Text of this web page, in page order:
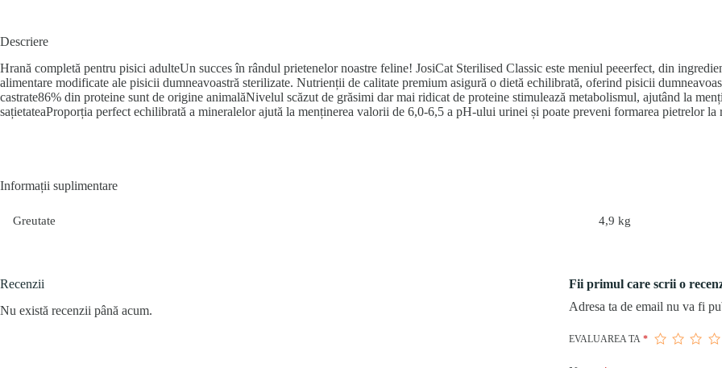
Descriere
Hrană completă pentru pisici adulteUn succes în rândul prietenelor noastre feline! JosiCat Sterilised Classic este meniul peeerfect, din
alimentare modificate ale pisicii dumneavoastră sterilizate. Nutrienții de calitate premium asigură o dietă echilibrată, oferind pisicii
castrate86% din proteine sunt de origine animalăNivelul scăzut de grăsimi dar mai ridicat de proteine stimulează metabolismul, ajutând la
sațietateaProporția perfect echilibrată a mineralelor ajută la menținerea valorii de 6,0-6,5 a pH-ului urinei și poate preveni formarea pietrelor la
Informații suplimentare
Greutate 4,9 kg
Recenzii
Nu există recenzii până acum.
Fii primul care scrii o
Adresa ta de email nu va fi
EVALUAREA TA *